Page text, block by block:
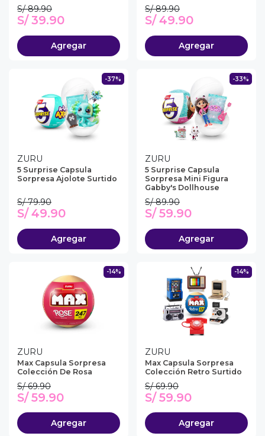
S/ 89.90
S/ 39.90
Agregar
S/ 89.90
S/ 49.90
Agregar
-37%
ZURU
5 Surprise Capsula
Sorpresa Ajolote Surtido
S/ 79.90
S/ 49.90
Agregar
-33%
ZURU
5 Surprise Capsula
Sorpresa Mini Figura
Gabby's Dollhouse
S/ 89.90
S/ 59.90
Agregar
-14%
ZURU
Max Capsula Sorpresa
Colección De Rosa
S/ 69.90
S/ 59.90
Agregar
-14%
ZURU
Max Capsula Sorpresa
Colección Retro Surtido
S/ 69.90
S/ 59.90
Agregar